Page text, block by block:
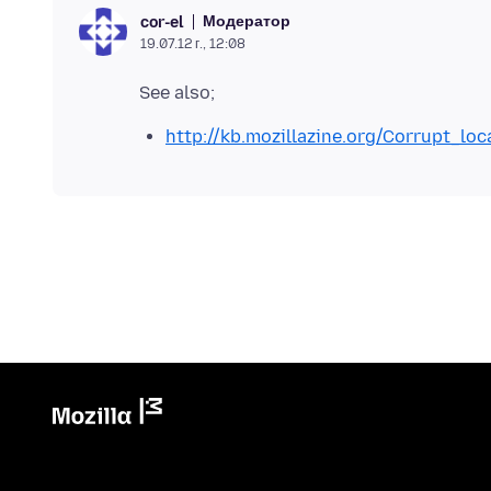
cor-el Модератор
19.07.12 г., 12:08
http://kb.mozillazine.org/